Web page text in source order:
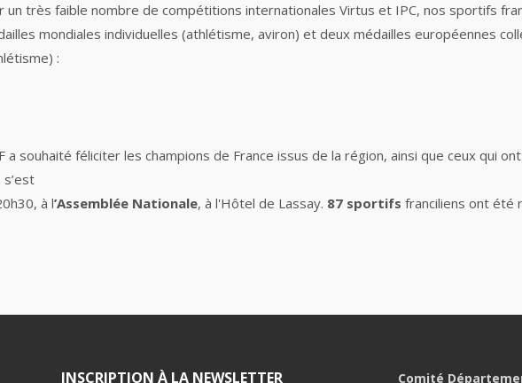
un très faible nombre de compétitions internationales Virtus et IPC, nos sportifs
mondiales individuelles (athlétisme, aviron) et deux médailles européennes
:
souhaité féliciter les champions de France issus de la région, ainsi que ceux qui
à l’Assemblée Nationale, à l'Hôtel de Lassay. 87 sportifs franciliens ont été
INSCRIPTION À LA NEWSLETTER Comité